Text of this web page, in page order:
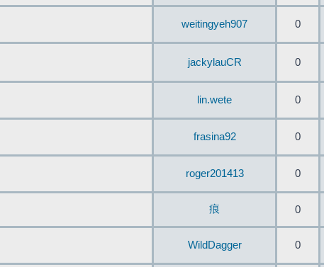
weitingyeh907 0
jackylauCR 0
lin.wete 0
frasina92 0
roger201413 0
痕 0
WildDagger 0